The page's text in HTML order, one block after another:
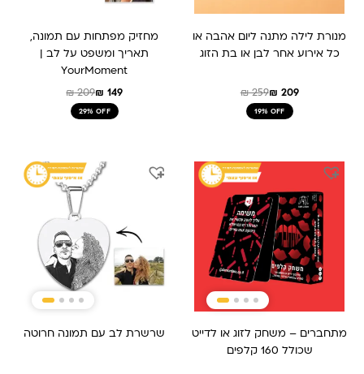
מנורת לילה מתנה ליום אהבה או
כל אירוע אחר לבן או בת הזוג
₪259₪ 209
19% OFF
מחזיק מפתחות עם תמונה,
תאריך ומשפט על לב |
YourMoment
₪209₪ 149
29% OFF
מתחברים – משחק לזוג או לדייט
שכולל 160 קלפים
המחיר
היה:
₪ 199.
המחיר
הוא:
₪ 159.
שרשרת לב עם תמונה חרוטה
המחיר
המקורי
המחיר
הנוכחי